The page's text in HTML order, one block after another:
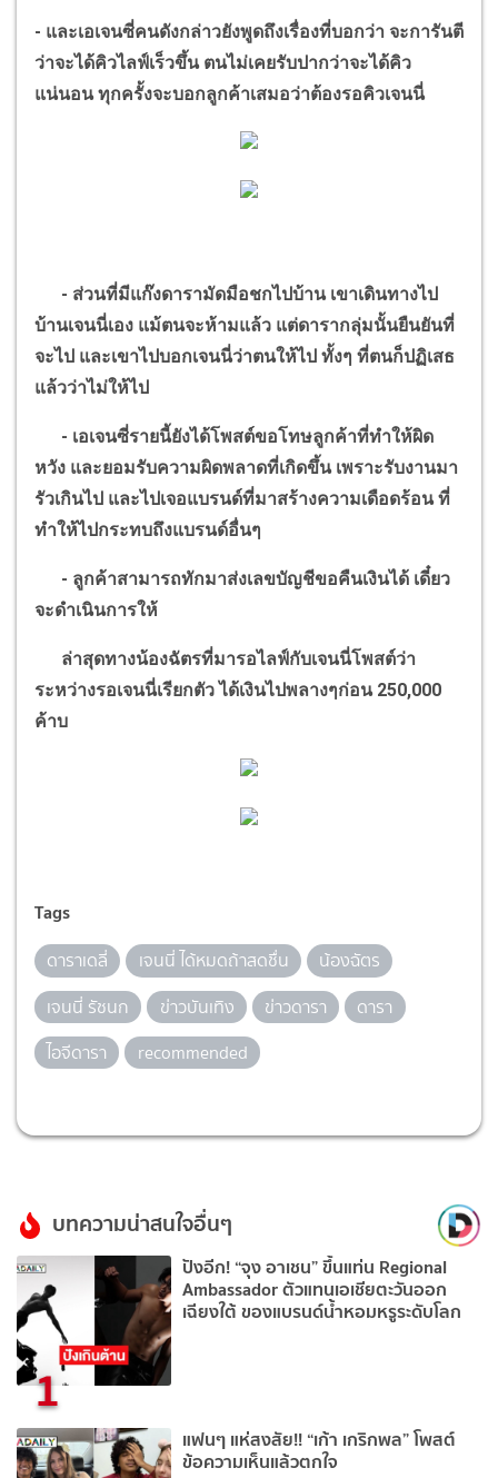
- และเอเจนซี่คนดังกล่าวยังพูดถึงเรื่องที่บอกว่า จะการันตี
ว่าจะได้คิวไลฟ์เร็วขึ้น ตนไม่เคยรับปากว่าจะได้คิว
แน่นอน ทุกครั้งจะบอกลูกค้าเสมอว่าต้องรอคิวเจนนี่
- ส่วนที่มีแก๊งดารามัดมือชกไปบ้าน เขาเดินทางไป
บ้านเจนนี่เอง แม้ตนจะห้ามแล้ว แต่ดารากลุ่มนั้นยืนยันที่
จะไป และเขาไปบอกเจนนี่ว่าตนให้ไป ทั้งๆ ที่ตนก็ปฏิเสธ
แล้วว่าไม่ให้ไป
- เอเจนซี่รายนี้ยังได้โพสต์ขอโทษลูกค้าที่ทำให้ผิด
หวัง และยอมรับความผิดพลาดที่เกิดขึ้น เพราะรับงานมา
รัวเกินไป และไปเจอแบรนด์ที่มาสร้างความเดือดร้อน ที่
ทำให้ไปกระทบถึงแบรนด์อื่นๆ
- ลูกค้าสามารถทักมาส่งเลขบัญชีขอคืนเงินได้ เดี๋ยว
จะดำเนินการให้
ล่าสุดทางน้องฉัตรที่มารอไลฟ์กับเจนนี่โพสต์ว่า
ระหว่างรอเจนนี่เรียกตัว ได้เงินไปพลางๆก่อน 250,000
ค้าบ
Tags
ดาราเดลี่ เจนนี่ ได้หมดถ้าสดชื่น
น้องฉัตร
เจนนี่ รัชนก
ข่าวบันเทิง ข่าวดารา
ดารา
ไอจีดารา
recommended
บทความน่าสนใจอื่นๆ
1
ปังอีก! “จุง อาเชน” ขึ้นแท่น Regional
Ambassador ตัวแทนเอเชียตะวันออก
เฉียงใต้ ของแบรนด์น้ำหอมหรูระดับโลก
แฟนๆ แห่สงสัย!! “เก้า เกริกพล” โพสต์
ข้อความเห็นแล้วตกใจ